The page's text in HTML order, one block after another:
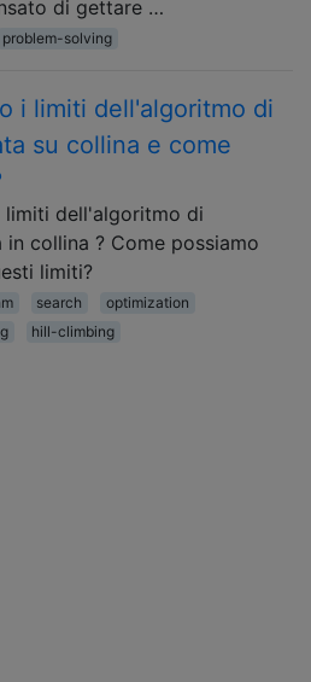
di gettare …
problem-solving
i limiti dell'algoritmo di
su collina e come
limiti dell'algoritmo di
in collina ? Come possiamo
limiti?
search
optimization
hill-climbing